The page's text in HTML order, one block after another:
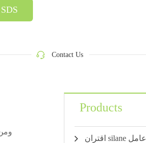
Contact Us
Products
اقتران silane عامل